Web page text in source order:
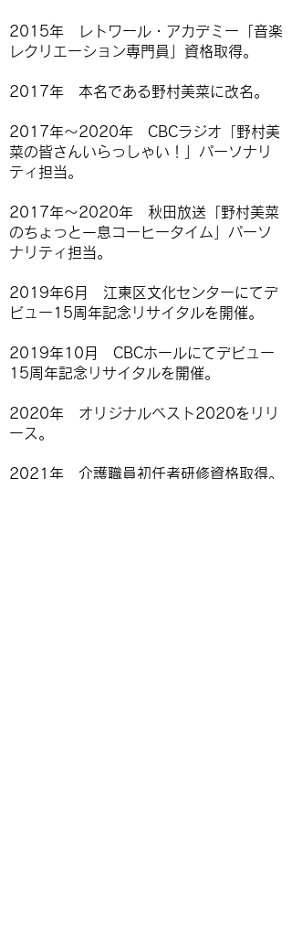
2015年 レトワール・アカデミー「音楽
レクリエーション専門員」資格取得。
2017年 本名である野村美菜に改名。
2017年〜2020年 CBCラジオ「野村美
菜の皆さんいらっしゃい！」パーソナリ
ティ担当。
2017年〜2020年 秋田放送「野村美菜
のちょっと一息コーヒータイム」パーソ
ナリティ担当。
2019年6月 江東区文化センターにてデ
ビュー15周年記念リサイタルを開催。
2019年10月 CBCホールにてデビュー
15周年記念リサイタルを開催。
2020年 オリジナルベスト2020をリリ
ース。
2021年 介護職員初任者研修資格取得。